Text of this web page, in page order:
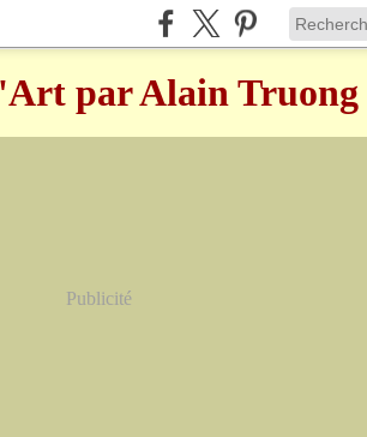
par Alain Truong
Publicité